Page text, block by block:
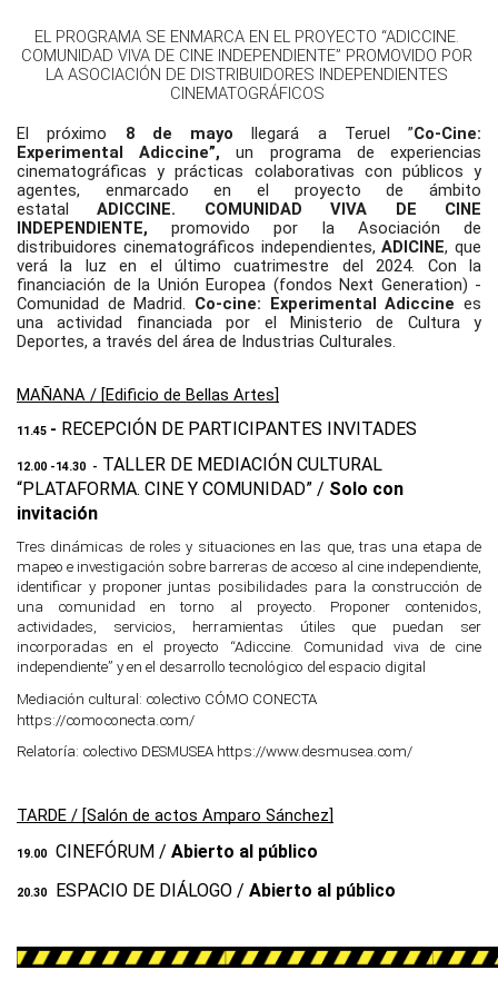
EL PROGRAMA SE ENMARCA EN EL PROYECTO “ADICCINE.
COMUNIDAD VIVA DE CINE INDEPENDIENTE” PROMOVIDO POR
LA ASOCIACIÓN DE DISTRIBUIDORES INDEPENDIENTES
CINEMATOGRÁFICOS
El próximo 8 de mayo llegará a Teruel ”Co-Cine:
Experimental Adiccine”, un programa de experiencias
cinematográficas y prácticas colaborativas con públicos y
agentes, enmarcado en el proyecto de ámbito
estatal ADICCINE. COMUNIDAD VIVA DE CINE
INDEPENDIENTE, promovido por la Asociación de
distribuidores cinematográficos independientes, ADICINE, que
verá la luz en el último cuatrimestre del 2024. Con la
financiación de la Unión Europea (fondos Next Generation) -
Comunidad de Madrid. Co-cine: Experimental Adiccine es
una actividad financiada por el Ministerio de Cultura y
Deportes, a través del área de Industrias Culturales.
MAÑANA / [Edificio de Bellas Artes]
11.45 - RECEPCIÓN DE PARTICIPANTES INVITADES
12.00 -14.30  - TALLER DE MEDIACIÓN CULTURAL
“PLATAFORMA. CINE Y COMUNIDAD” / Solo con
invitación
Tres dinámicas de roles y situaciones en las que, tras una etapa de
mapeo e investigación sobre barreras de acceso al cine independiente,
identificar y proponer juntas posibilidades para la construcción de
una comunidad en torno al proyecto. Proponer contenidos,
actividades, servicios, herramientas útiles que puedan ser
incorporadas en el proyecto “Adiccine. Comunidad viva de cine
independiente” y en el desarrollo tecnológico del espacio digital
Mediación cultural: colectivo CÓMO CONECTA
https://comoconecta.com/
Relatoría: colectivo DESMUSEA https://www.desmusea.com/
TARDE / [Salón de actos Amparo Sánchez]
19.00 CINEFÓRUM / Abierto al público
20.30 ESPACIO DE DIÁLOGO / Abierto al público